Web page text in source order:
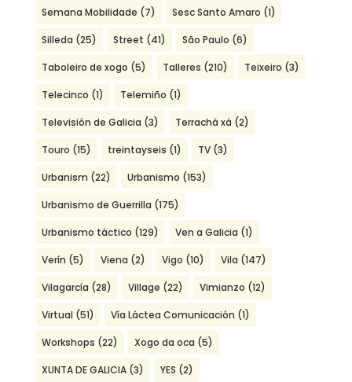
Semana Mobilidade (7) Sesc Santo Amaro (1)
Silleda (25) Street (41) São Paulo (6)
Taboleiro de xogo (5) Talleres (210) Teixeiro (3)
Telecinco (1) Telemiño (1)
Televisión de Galicia (3) Terrachá xá (2)
Touro (15) treintayseis (1) TV(3)
Urbanism (22) Urbanismo (153)
Urbanismo de Guerrilla (175)
Urbanismo táctico (129) Ven a Galicia (1)
Verín (5) Viena (2) Vigo (10) Vila (147)
Vilagarcía (28) Village (22) Vimianzo (12)
Virtual (51) Vía Láctea Comunicación (1)
Workshops (22) Xogo da oca (5)
XUNTA DE GALICIA(3) YES (2)